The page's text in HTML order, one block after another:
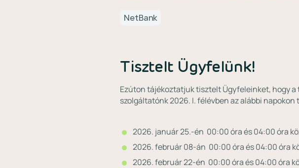
NetBank
Tisztelt Ügyfelünk!
Ezúton tájékoztatjuk tisztelt Ügyfeleinket, hogy
szolgáltatónk 2026. I. félévben az alábbi
2026. január 25.-én 00:00 óra és 04:00 óra
2026. február 08-án 00:00 óra és 04:00 óra
2026. február 22-én 00:00 óra és 04:00 óra